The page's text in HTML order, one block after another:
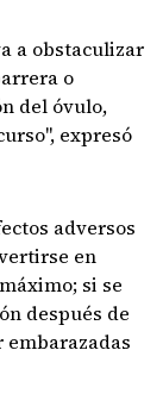
a obstaculizar
o
del óvulo,
expresó
adversos
en
si se
después de